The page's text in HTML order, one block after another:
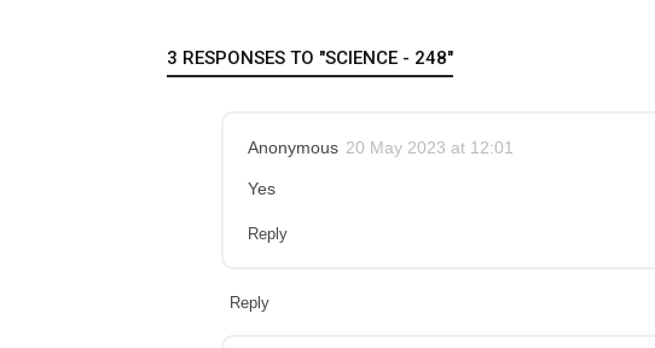
3 RESPONSES TO "SCIENCE - 248"
Anonymous 20 May 2023 at 12:01
Yes
Reply
Reply